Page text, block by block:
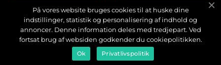
Cookies
Kontakta oss
Sitemap
På vores website bruges cookies til at huske dine
indstillinger, statistik og personalisering af indhold og
annoncer. Denne information deles med tredjepart. Ved
fortsat brug af websiden godkender du cookiepolitikken.
Ok Privatlivspolitik